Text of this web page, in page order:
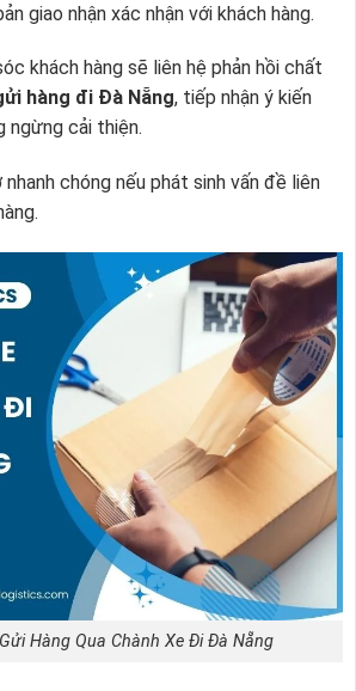
giao nhận xác nhận với khách hàng.
khách hàng sẽ liên hệ phản hồi chất
hàng đi Đà Nẵng, tiếp nhận ý kiến
ngừng cải thiện.
chóng nếu phát sinh vấn đề liên
Hàng Qua Chành Xe Đi Đà Nẵng